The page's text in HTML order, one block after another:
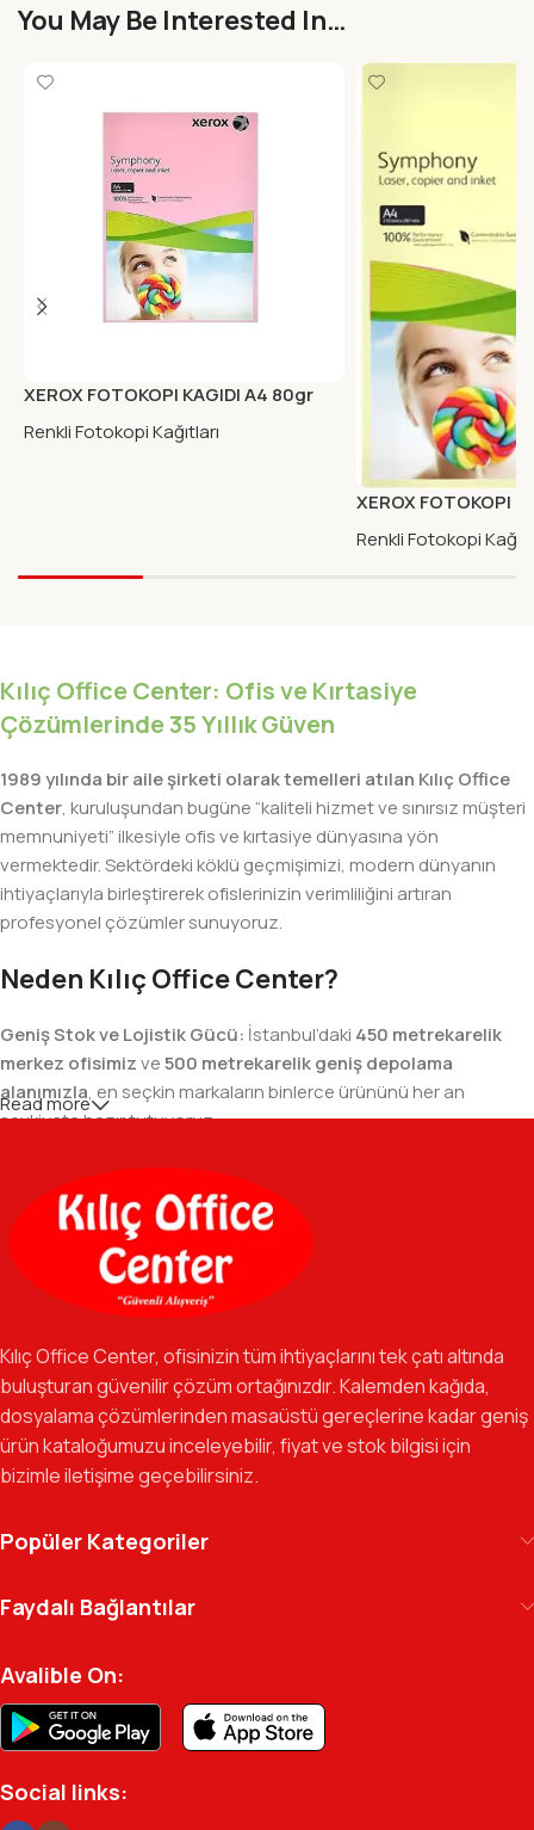
You May Be Interested In…
XEROX FOTOKOPI KAGIDI A4 80gr
SYMPHONY PEMBE
Renkli Fotokopi Kağıtları
XEROX FOTOKOPI
Renkli Fotokopi
Kılıç Office Center: Ofis ve Kırtasiye
Çözümlerinde 35 Yıllık Güven
1989 yılında bir aile şirketi olarak temelleri atılan Kılıç Office
Center, kuruluşundan bugüne “kaliteli hizmet ve sınırsız müşteri
memnuniyeti” ilkesiyle ofis ve kırtasiye dünyasına yön
vermektedir. Sektördeki köklü geçmişimizi, modern dünyanın
ihtiyaçlarıyla birleştirerek ofislerinizin verimliliğini artıran
profesyonel çözümler sunuyoruz.
Neden Kılıç Office Center?
Geniş Stok ve Lojistik Gücü: İstanbul’daki 450 metrekarelik
merkez ofisimizve500 metrekarelik geniş depolama
alanımızla, en seçkin markaların binlerce ürününü her an
sevkiyata hazır tutuyoruz.
Geniş Ürün Yelpazesi:Temel kırtasiye malzemelerinden teknik
ofis gereçlerine kadar, iş hayatınızda ihtiyaç duyduğunuz her
şeyi tek bir çatı altında, en uygun fiyat avantajlarıyla bulmanızı
sağlıyoruz.
Özverili Takım Ruhu:İşini tutkuyla yapan, güler yüzlü ve çözüm
güvenilir bir yol arkadaşı olmayı hedefliyoruz.
Gelecek Vizyonu:Kurumsal kimliğimizi yeni iş birlikleri ve global
markalarla güçlendirerek, Türkiye genelinde müşteri ağımızı her
geçen gün büyütmeye devam ediyoruz.
Kılıç Office Center
arşivinizdeki dosyaya kadar her detayda yanınızda.
Ofisinizin enerjisini ve verimliliğini artırmak için
profesyonel kadromuzla hizmetinizdeyiz.
Read more
Kılıç Office Center, ofisinizin tüm ihtiyaçlarını tek çatı altında
buluşturan güvenilir çözüm ortağınızdır. Kalemden kağıda,
dosyalama çözümlerinden masaüstü gereçlerine kadar geniş
ürün kataloğumuzu inceleyebilir, fiyat ve stok bilgisi için
bizimle iletişime geçebilirsiniz.
Popüler Kategoriler
Faydalı Bağlantılar
Avalible On:
Social links: